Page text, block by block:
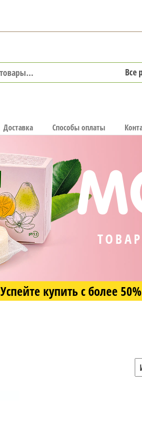
Доставка Способы оплаты
Успейте купить с более